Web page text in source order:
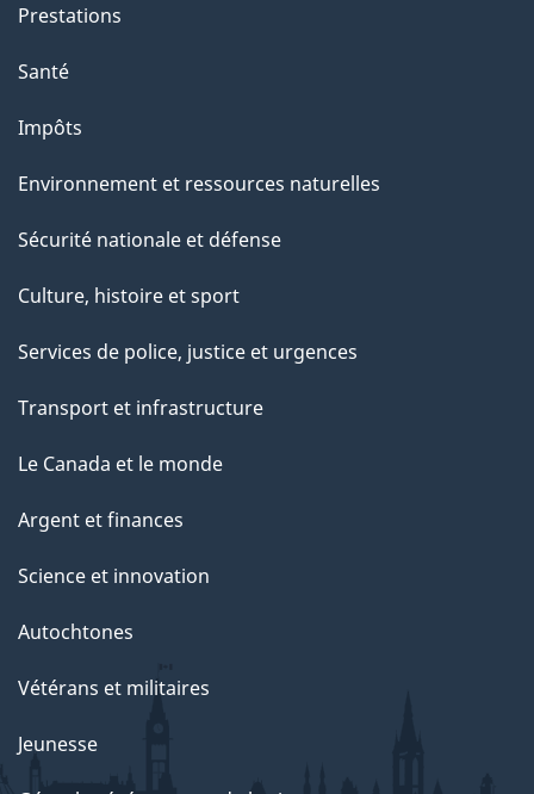
Prestations
Santé
Impôts
Environnement et ressources naturelles
Sécurité nationale et défense
Culture, histoire et sport
Services de police, justice et urgences
Transport et infrastructure
Le Canada et le monde
Argent et finances
Science et innovation
Autochtones
Vétérans et militaires
Jeunesse